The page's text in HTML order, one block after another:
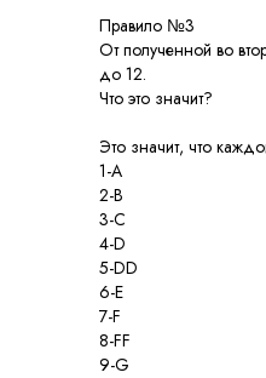
Правило №3
От полученной во
до 12.
Что это значит?
Это значит, что
1-А
2-В
3-С
4-D
5-DD
6-E
7-F
8-FF
9-G